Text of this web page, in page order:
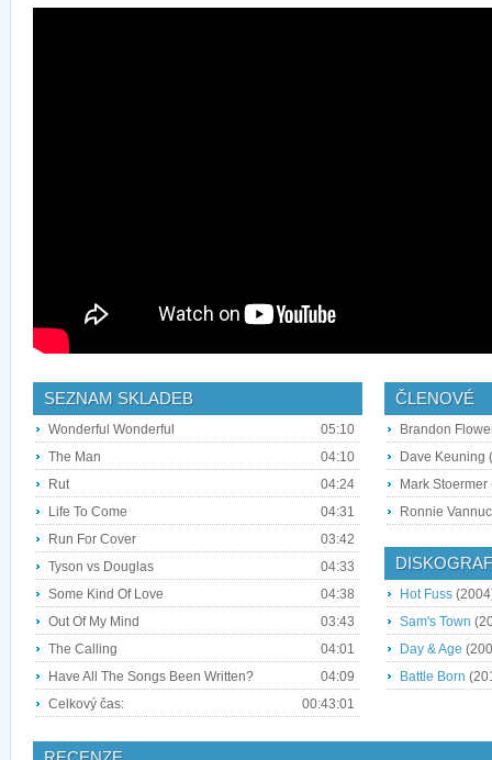
SEZNAM SKLADEB
Wonderful Wonderful
05:10
The Man
04:10
Rut
04:24
Life To Come
04:31
Run For Cover
03:42
Tyson vs Douglas
04:33
Some Kind Of Love
04:38
Out Of My Mind
03:43
The Calling
04:01
Have All The Songs Been Written?
04:09
Celkový čas:
00:43:01
ČLENOVÉ
Brandon
Dave Keuning
Mark
Ronnie
Hot Fuss
Sam's Town
Day & Age
Battle Born